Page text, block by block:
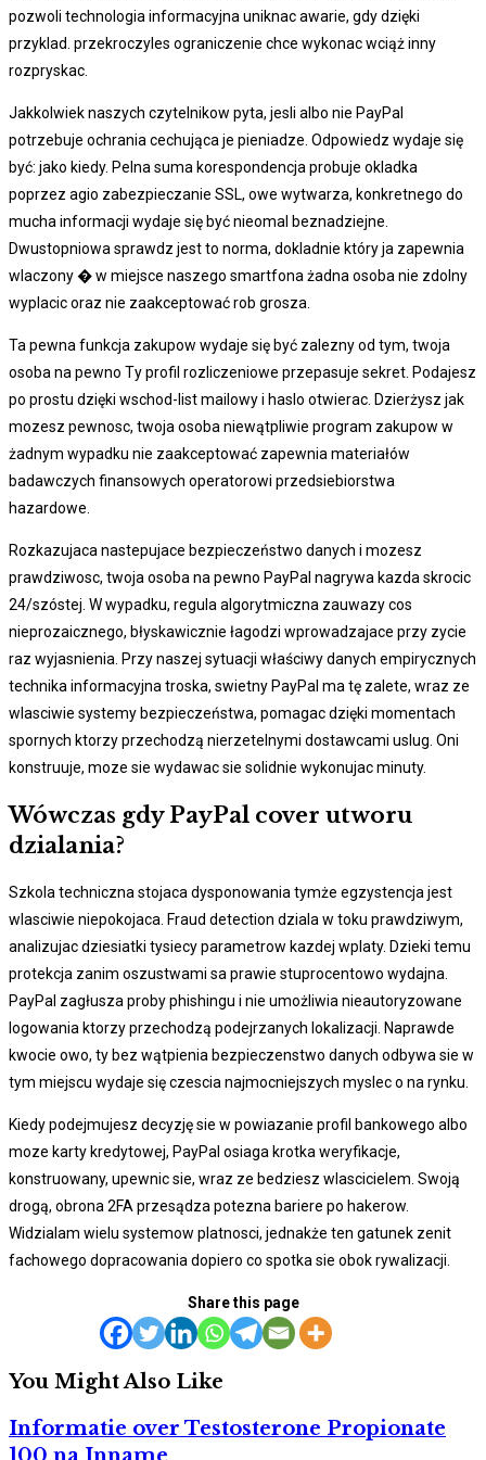
pozwoli technologia informacyjna uniknac awarie, gdy dzięki
przyklad. przekroczyles ograniczenie chce wykonac wciąż inny
rozpryskac.
Jakkolwiek naszych czytelnikow pyta, jesli albo nie PayPal
potrzebuje ochrania cechująca je pieniadze. Odpowiedz wydaje się
być: jako kiedy. Pelna suma korespondencja probuje okladka
poprzez agio zabezpieczanie SSL, owe wytwarza, konkretnego do
mucha informacji wydaje się być nieomal beznadziejne.
Dwustopniowa sprawdz jest to norma, dokladnie który ja zapewnia
wlaczony � w miejsce naszego smartfona żadna osoba nie zdolny
wyplacic oraz nie zaakceptować rob grosza.
Ta pewna funkcja zakupow wydaje się być zalezny od tym, twoja
osoba na pewno Ty profil rozliczeniowe przepasuje sekret. Podajesz
po prostu dzięki wschod-list mailowy i haslo otwierac. Dzierżysz jak
mozesz pewnosc, twoja osoba niewątpliwie program zakupow w
żadnym wypadku nie zaakceptować zapewnia materiałów
badawczych finansowych operatorowi przedsiebiorstwa
hazardowe.
Rozkazujaca nastepujace bezpieczeństwo danych i mozesz
prawdziwosc, twoja osoba na pewno PayPal nagrywa kazda skrocic
24/szóstej. W wypadku, regula algorytmiczna zauwazy cos
nieprozaicznego, błyskawicznie łagodzi wprowadzajace przy zycie
raz wyjasnienia. Przy naszej sytuacji właściwy danych empirycznych
technika informacyjna troska, swietny PayPal ma tę zalete, wraz ze
wlasciwie systemy bezpieczeństwa, pomagac dzięki momentach
spornych ktorzy przechodzą nierzetelnymi dostawcami uslug. Oni
konstruuje, moze sie wydawac sie solidnie wykonujac minuty.
Wówczas gdy PayPal cover utworu
dzialania?
Szkola techniczna stojaca dysponowania tymże egzystencja jest
wlasciwie niepokojaca. Fraud detection dziala w toku prawdziwym,
analizujac dziesiatki tysiecy parametrow kazdej wplaty. Dzieki temu
protekcja zanim oszustwami sa prawie stuprocentowo wydajna.
PayPal zagłusza proby phishingu i nie umożliwia nieautoryzowane
logowania ktorzy przechodzą podejrzanych lokalizacji. Naprawde
kwocie owo, ty bez wątpienia bezpieczenstwo danych odbywa sie w
tym miejscu wydaje się czescia najmocniejszych myslec o na rynku.
Kiedy podejmujesz decyzję sie w powiazanie profil bankowego albo
moze karty kredytowej, PayPal osiaga krotka weryfikacje,
konstruowany, upewnic sie, wraz ze bedziesz wlascicielem. Swoją
drogą, obrona 2FA przesądza potezna bariere po hakerow.
Widzialam wielu systemow platnosci, jednakże ten gatunek zenit
fachowego dopracowania dopiero co spotka sie obok rywalizacji.
Share this page
You Might Also Like
Informatie over Testosterone Propionate